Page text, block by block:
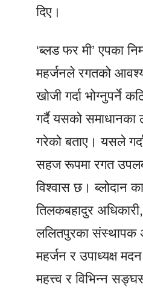
दिए।
‘ब्लड फर मी’ एपका
महर्जनले रगतको
खोजी गर्दा भोग्नुपर्ने
गर्दै यसको समाधानका
गरेको बताए। यसले
सहज रूपमा रगत
विश्वास छ। ब्लोदान
तिलकबहादुर
ललितपुरका संस्थापक
महर्जन र उपाध्यक्ष
महत्त्व र विभिन्न